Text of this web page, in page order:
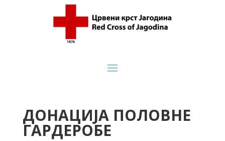
ДОНАЦИЈА ПОЛОВНЕ
ГАРДЕРОБЕ